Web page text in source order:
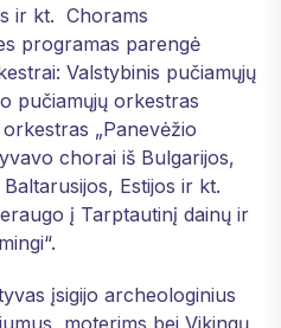
ir kt. Chorams
programas parengė
Valstybinis pučiamųjų
pučiamųjų orkestras
„Panevėžio
chorai iš Bulgarijos,
Estijos ir kt.
į Tarptautinį dainų ir
įsigijo archeologinius
moterims bei Vikingų